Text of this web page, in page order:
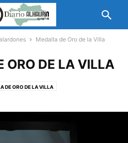
Medalla de Oro de la Villa
ORO DE LA VILLA
DE ORO DE LA VILLA